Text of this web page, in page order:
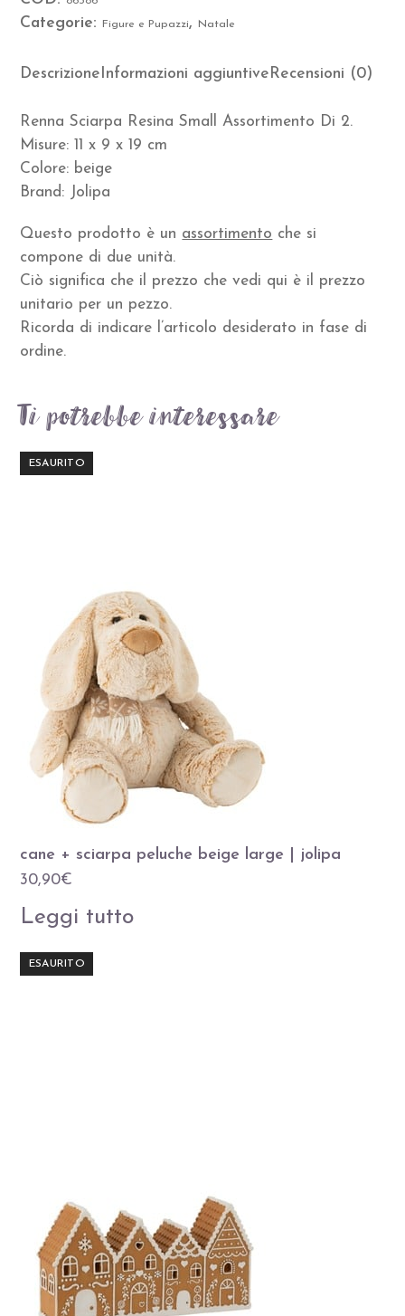
Categorie: Figure e Pupazzi, Natale
Descrizione Informazioni aggiuntive Recensioni (0)
Renna Sciarpa Resina Small Assortimento Di 2.
Misure: 11 x 9 x 19 cm
Colore: beige
Brand: Jolipa
Questo prodotto è un assortimento che si
compone di due unità.
Ciò significa che il prezzo che vedi qui è il prezzo
unitario per un pezzo.
Ricorda di indicare l’articolo desiderato in fase di
ordine.
Ti potrebbe interessare…
ESAURITO
cane + sciarpa peluche beige large | jolipa
30,90€
Leggi tutto
ESAURITO